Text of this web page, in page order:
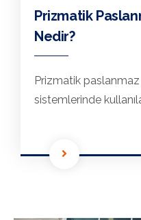
Prizmatik
Nedir?
Prizmatik paslanmaz
sistemlerinde